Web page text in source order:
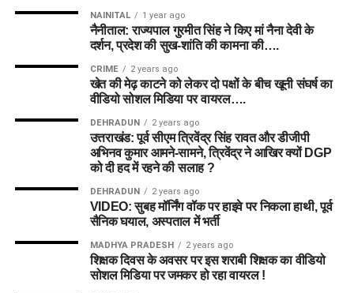
NAINITAL 1 year ago
नैनीताल: राज्यपाल गुरमीत सिंह ने किए मां नैना देवी के
दर्शन, प्रदेश की सुख-शांति की कामना की….
CRIME 2 years ago
खेत की मेढ़ काटने को लेकर दो पक्षों के बीच खूनी संघर्ष का
वीडियो सोशल मिडिया पर वायरल….
DEHRADUN 2 years ago
उत्तराखंड: पूर्व सीएम त्रिवेंद्र सिंह रावत और डीजीपी
अभिनव कुमार आमने-सामने, त्रिवेंद्र ने आखिर क्यों DGP
को दी हद में रहने की सलाह ?
DEHRADUN 2 years ago
VIDEO: सुबह मॉर्निंग वॉक पर हाइवे पर निकला हाथी, पूर्व
सैनिक घयाल, अस्पताल में भर्ती
MADHYA PRADESH 2 years ago
शिक्षक दिवस के अवसर पर इस शराबी शिक्षक का वीडियो
सोशल मिडिया पर जमकर हो रहा वायरल !